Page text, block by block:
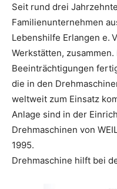
Seit rund drei
Familienunternehmen
Lebenshilfe Erlangen e.
Werkstätten,
Beeinträchtigungen
die in den
weltweit zum Einsatz
Anlage sind in der
Drehmaschinen von
1995.
Drehmaschine hilft bei